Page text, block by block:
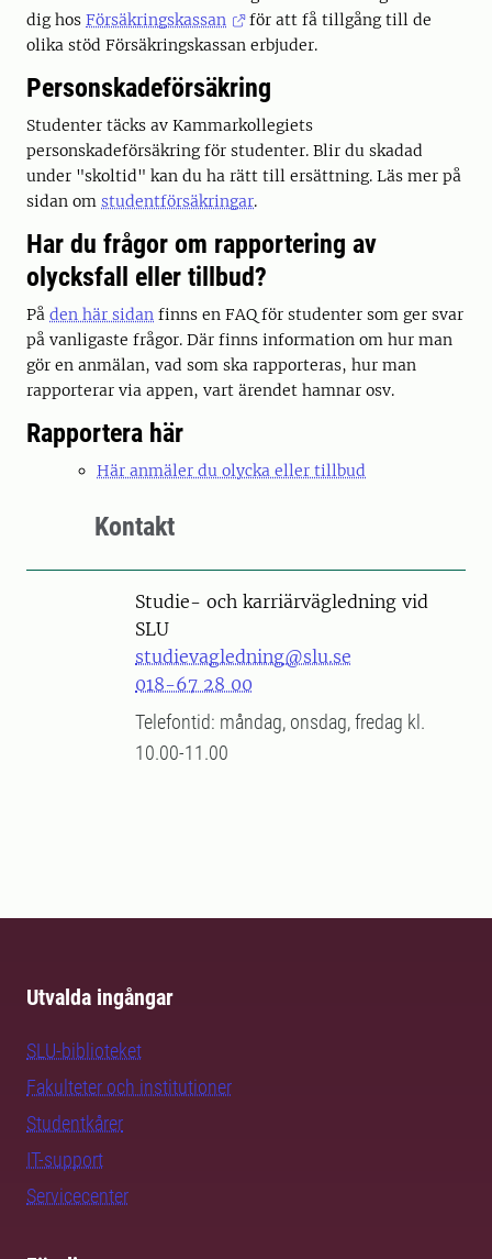
dig hos Försäkringskassan
för att få tillgång till de
olika stöd Försäkringskassan erbjuder.
Personskadeförsäkring
Studenter täcks av Kammarkollegiets
personskadeförsäkring för studenter. Blir du skadad
under "skoltid" kan du ha rätt till ersättning. Läs mer på
sidan om studentförsäkringar.
Har du frågor om rapportering av
olycksfall eller tillbud?
På den här sidan finns en FAQ för studenter som ger svar
på vanligaste frågor. Där finns information om hur man
gör en anmälan, vad som ska rapporteras, hur man
rapporterar via appen, vart ärendet hamnar osv.
Rapportera här
Här anmäler du olycka eller tillbud
Kontakt
Studie- och karriärvägledning vid
SLU
studievagledning@slu.se
018-67 28 00
Telefontid: måndag, onsdag, fredag kl.
10.00-11.00
Utvalda ingångar
SLU-biblioteket
Fakulteter och institutioner
Studentkårer
IT-support
Servicecenter